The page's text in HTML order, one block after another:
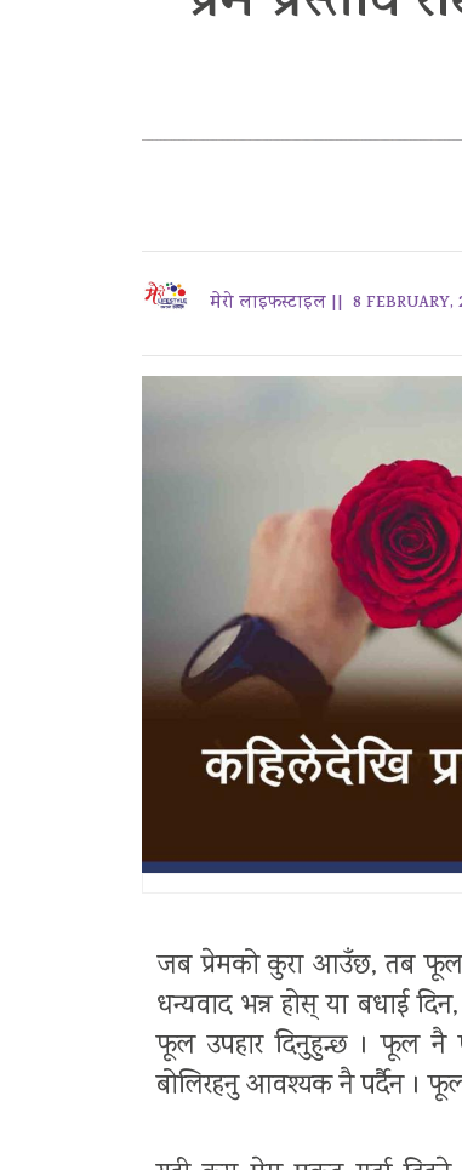
मेरो लाइफस्टाइल || 8 FEBRUARY,
जब प्रेमको कुरा आउँछ, तब
धन्यवाद भन्न होस् या बधाई
फूल उपहार दिनुहुन्छ । फूल नै
बोलिरहनु आवश्यक नै पर्दैन ।